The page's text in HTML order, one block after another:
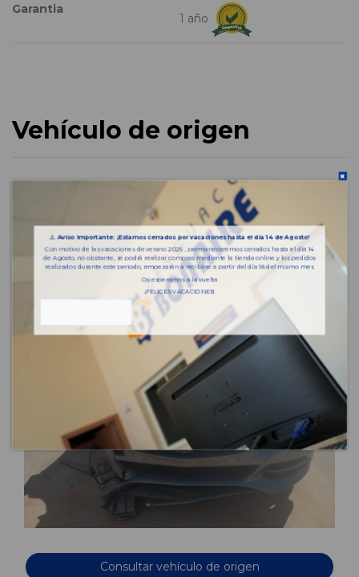
Garantia
1 año
Vehículo de origen
Consultar vehículo de origen
⚠️Aviso importante: ¡Estamos cerrados por vacaciones hasta el día 14 de Agosto!
Con motivo de las vacaciones de verano 2026 , permaneceremos cerrados hasta el día 14
de Agosto, no obstante, se podrá realizar compras mediante la tienda online y los pedidos
realizados durante este periodo, empezarán a recibirse a partir del día 18 del mismo mes.
Os esperamos a la vuelta
¡FELICES VACACIONES!